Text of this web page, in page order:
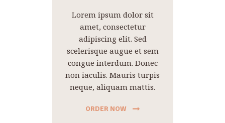
Lorem ipsum dolor sit
amet, consectetur
adipiscing elit. Sed
scelerisque augue et sem
congue interdum. Donec
non iaculis. Mauris turpis
neque, aliquam mattis.
ORDER NOW